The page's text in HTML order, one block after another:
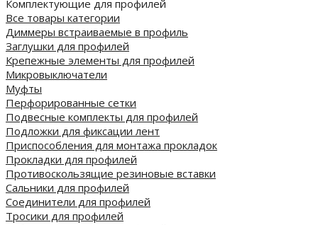
Комплектующие для профилей
Все товары категории
Диммеры встраиваемые в профиль
Заглушки для профилей
Крепежные элементы для профилей
Микровыключатели
Муфты
Перфорированные сетки
Подвесные комплекты для профилей
Подложки для фиксации лент
Приспособления для монтажа прокладок
Прокладки для профилей
Противоскользящие резиновые вставки
Сальники для профилей
Соединители для профилей
Тросики для профилей